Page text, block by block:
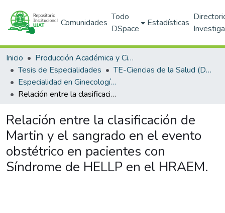
Comunidades
Todo
DSpace
Estadísticas
Inicio
Producción Académica y Científica
Tesis de Especialidades
TE-Ciencias de la Salud (DACS)
Especialidad en Ginecología y Obstetricia
Relación entre la clasificación de Martin y el sangrado en el evento obstétrico en pacientes con Síndrome de HELLP en el HRAEM.
Relación entre la clasificación de
Martin y el sangrado en el evento
obstétrico en pacientes con
Síndrome de HELLP en el HRAEM.